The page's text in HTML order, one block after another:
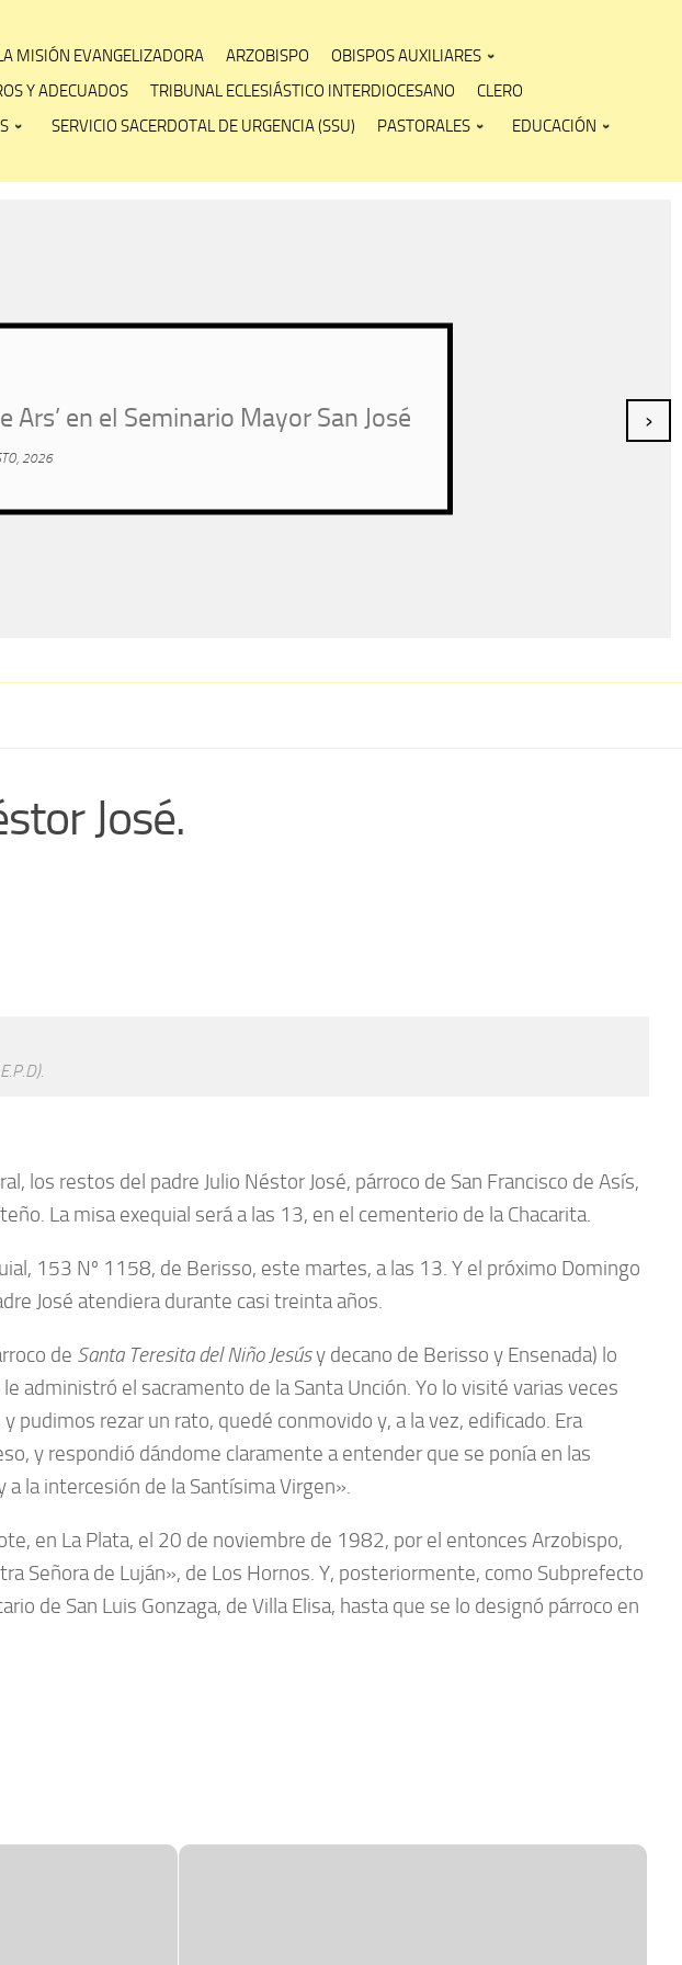
MISIÓN EVANGELIZADORA ARZOBISPO
OBISPOS AUXILIARES
Y ADECUADOS TRIBUNAL ECLESIÁSTICO INTERDIOCESANO
CLERO
SERVICIO SACERDOTAL DE URGENCIA (SSU) PASTORALES EDUCACIÓN
en el Seminario Mayor San José
2026
›
José.
los restos del padre Julio Néstor José, párroco de San Francisco de Asís,
La misa exequial será a las 13, en el cementerio de la Chacarita.
153 Nº 1158, de Berisso, este martes, a las 13. Y el próximo Domingo
José atendiera durante casi treinta años.
de Santa Teresita del Niño Jesúsy decano de Berisso y Ensenada) lo
el sacramento de la Santa Unción. Yo lo visité varias veces
rezar un rato, quedé conmovido y, a la vez, edificado. Era
y respondió dándome claramente a entender que se ponía en las
la intercesión de la Santísima Virgen».
en La Plata, el 20 de noviembre de 1982, por el entonces Arzobispo,
Señora de Luján», de Los Hornos. Y, posteriormente, como Subprefecto
de San Luis Gonzaga, de Villa Elisa, hasta que se lo designó párroco en